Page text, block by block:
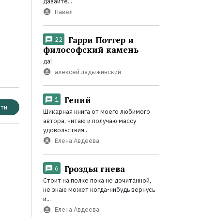
Павел
22
Гарри Поттер и
философский камень
да!
алексей ладыжинский
1 Гений
Шикарная книга от моего любимого
автора, читаю и получаю массу
удовольствия...
Елена Авдеева
6 Гроздья гнева
Стоит на полке пока не дочитанной,
не знаю может когда-нибудь вернусь
и...
Елена Авдеева